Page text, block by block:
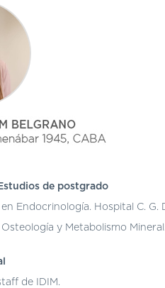
de postgrado
en Endocrinología. Hospital C. G.
Osteología y Metabolismo
de IDIM.